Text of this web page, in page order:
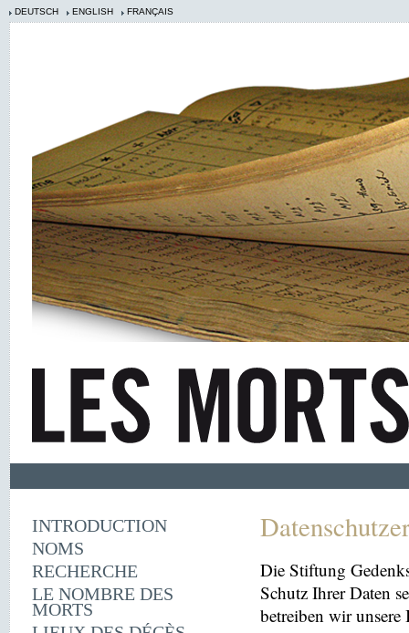
DEUTSCH ENGLISH FRANÇAIS
INTRODUCTION
NOMS
RECHERCHE
LE NOMBRE DES
MORTS
Die Stiftung
Schutz Ihrer Daten
betreiben wir